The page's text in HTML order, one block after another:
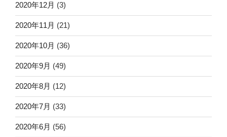
2020年12月 (3)
2020年11月 (21)
2020年10月 (36)
2020年9月 (49)
2020年8月 (12)
2020年7月 (33)
2020年6月 (56)